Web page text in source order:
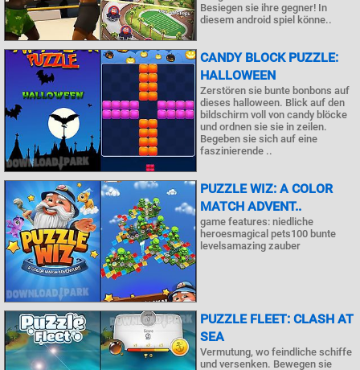
Besiegen sie ihre gegner! In
diesem android spiel könne..
CANDY BLOCK PUZZLE:
HALLOWEEN
Zerstören sie bunte bonbons auf
dieses halloween. Blick auf den
bildschirm voll von candy blöcke
und ordnen sie sie in zeilen.
Begeben sie sich auf eine
faszinierende ..
PUZZLE WIZ: A COLOR
MATCH ADVENT..
game features: niedliche
heroesmagical pets100 bunte
levelsamazing zauber
PUZZLE FLEET: CLASH AT
SEA
Vermutung, wo feindliche schiffe
und versenken. Bewegen sie